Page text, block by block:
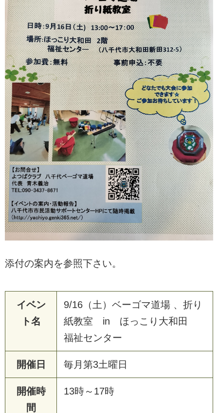
添付の案内を参照下さい。
イベン
ト名
9/16（土）ベーゴマ道場 、折り
紙教室 in ほっこり大和田
福祉センター
開催日 毎月第3土曜日
開催時
間
13時～17時